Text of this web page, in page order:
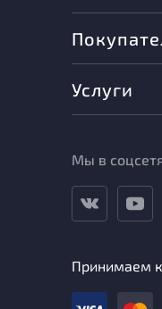
Услуги
Мы в
Принимаем